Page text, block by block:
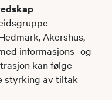
Akershus,
informasjons- og
kan følge
styrking av tiltak